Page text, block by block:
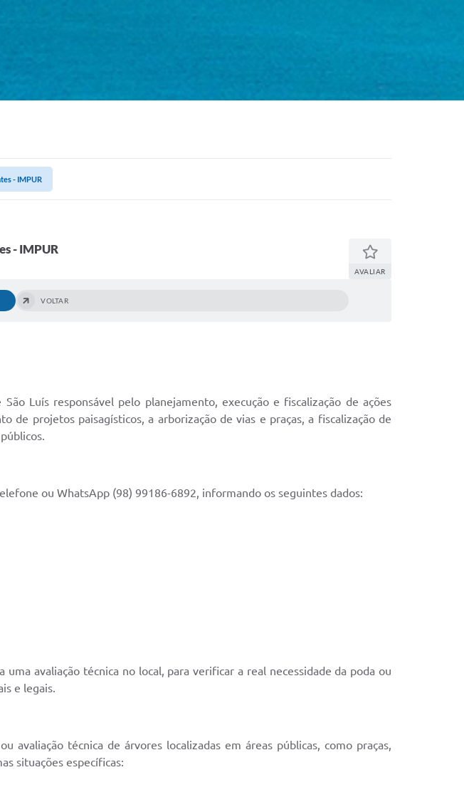
- IMPUR
- IMPUR
AVALIAR
VOLTAR
Luís responsável pelo planejamento, execução e fiscalização de ações
de projetos paisagísticos, a arborização de vias e praças, a fiscalização de
ou WhatsApp (98) 99186-6892, informando os seguintes dados:
avaliação técnica no local, para verificar a real necessidade da poda ou
e legais.
avaliação técnica de árvores localizadas em áreas públicas, como praças,
situações específicas: